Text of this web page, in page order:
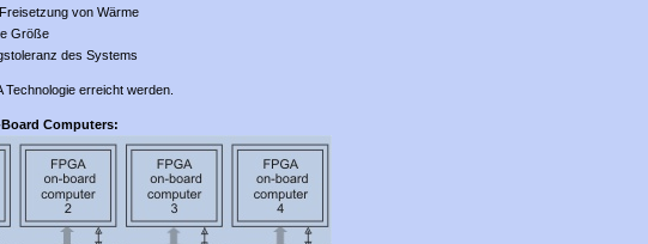
von Wärme
Größe
des Systems
Technologie erreicht werden.
Computers: